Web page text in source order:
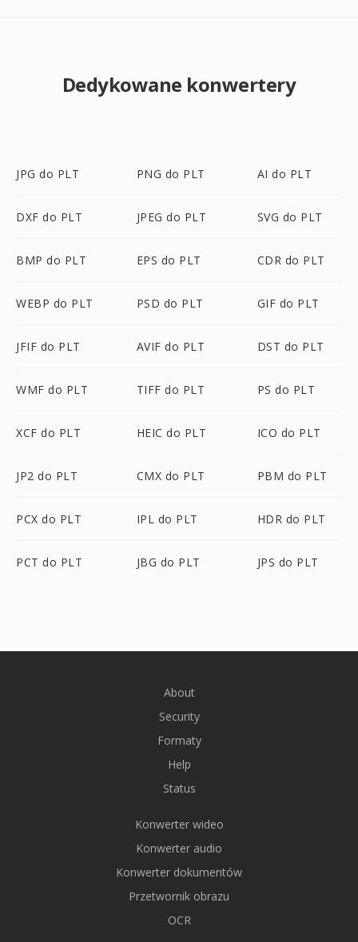
Dedykowane konwertery
JPG do PLT PNG do PLT AI do PLT
DXF do PLT JPEG do PLT SVG do PLT
BMP do PLT EPS do PLT CDR do PLT
WEBP do PLT PSD do PLT GIF do PLT
JFIF do PLT AVIF do PLT DST do PLT
WMF do PLT TIFF do PLT PS do PLT
XCF do PLT HEIC do PLT ICO do PLT
JP2 do PLT CMX do PLT PBM do PLT
PCX do PLT IPL do PLT HDR do PLT
PCT do PLT JBG do PLT JPS do PLT
About
Security
Formaty
Help
Status
Konwerter wideo
Konwerter audio
Konwerter dokumentów
Przetwornik obrazu
OCR